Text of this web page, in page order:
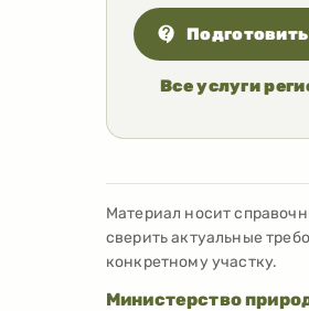
Все услуги
Материал носит
сверить актуальные
конкретному участку.
Министерство